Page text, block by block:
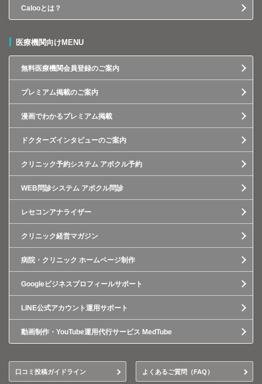
Calooとは？
医療機関向けMENU
無料医療機関会員登録のご案内
プレミアム掲載のご案内
漫画でわかるプレミアム掲載
ドクターズインタビューのご案内
クリニック予約システム アポクル予約
WEB問診システム アポクル問診
レセコンアナライザー
クリニック経営マガジン
病院・クリニック ホームページ制作
Googleビジネスプロフィールサポート
LINE公式アカウント運用サポート
動画制作・YouTube運用代行サービス MedTube
口コミ投稿ガイドライン よくあるご質問（FAQ）